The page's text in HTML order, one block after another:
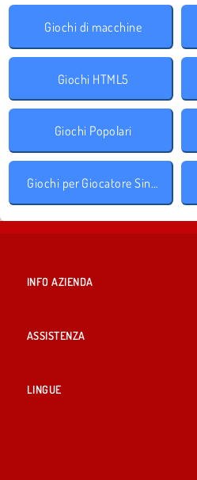
Giochi di macchine
Giochi HTML5
Giochi Popolari
Giochi per Giocatore Singolo
INFO AZIENDA
ASSISTENZA
LINGUE